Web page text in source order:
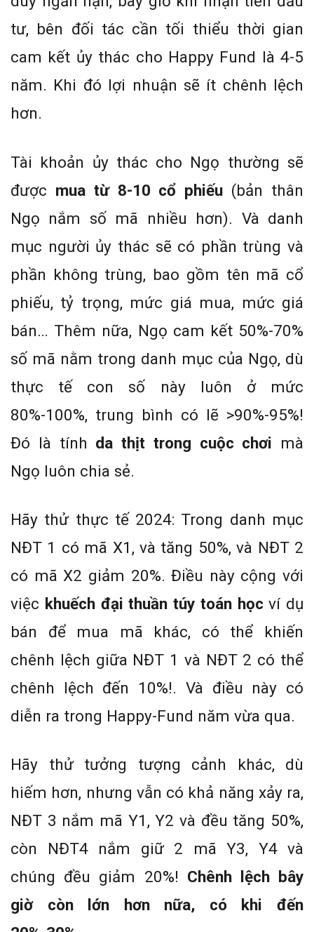
tư, bên đối tác cần tối thiểu thời gian
cam kết ủy thác cho Happy Fund là 4-5
năm. Khi đó lợi nhuận sẽ ít chênh lệch
hơn.
Tài khoản ủy thác cho Ngọ thường sẽ
được mua từ 8-10 cổ phiếu (bản thân
Ngọ nắm số mã nhiều hơn). Và danh
mục người ủy thác sẽ có phần trùng và
phần không trùng, bao gồm tên mã cổ
phiếu, tỷ trọng, mức giá mua, mức giá
bán… Thêm nữa, Ngọ cam kết 50%-70%
số mã nằm trong danh mục của Ngọ, dù
thực tế con số này luôn ở mức
80%-100%, trung bình có lẽ >90%-95%!
Đó là tính da thịt trong cuộc chơi mà
Ngọ luôn chia sẻ.
Hãy thử thực tế 2024: Trong danh mục
NĐT 1 có mã X1, và tăng 50%, và NĐT 2
có mã X2 giảm 20%. Điều này cộng với
việc khuếch đại thuần túy toán họcví dụ
bán để mua mã khác, có thể khiến
chênh lệch giữa NĐT 1 và NĐT 2 có thể
chênh lệch đến 10%!. Và điều này có
diễn ra trong Happy-Fund năm vừa qua.
Hãy thử tưởng tượng cảnh khác, dù
hiếm hơn, nhưng vẫn có khả năng xảy ra,
NĐT 3 nắm mã Y1, Y2 và đều tăng 50%,
còn NĐT4 nắm giữ 2 mã Y3, Y4 và
chúng đều giảm 20%! Chênh lệch bây
giờ còn lớn hơn nữa, có khi đến